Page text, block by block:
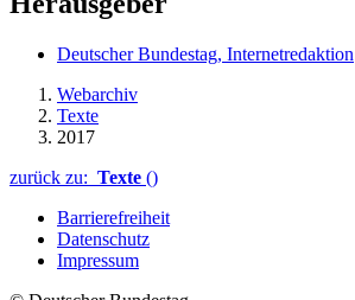
Deutscher Bundestag, Internetredaktion
Webarchiv
Texte
2017
zurück zu: Texte ()
Barrierefreiheit
Datenschutz
Impressum